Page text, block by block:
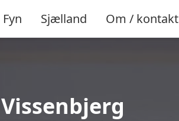
Fyn Sjælland Om / kontakt